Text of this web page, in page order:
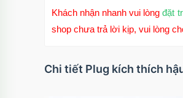
Khách nhận nhanh vui lòngđặt
shop chưa trả lời kịp, vui lòng
Chi tiết Plug kích thích